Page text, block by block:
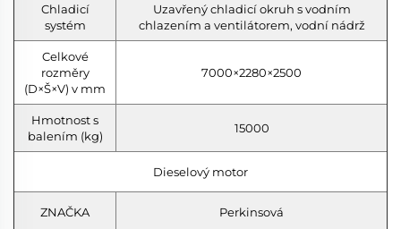
Chladicí
systém
Uzavřený chladicí okruh s vodním
chlazením a ventilátorem, vodní nádrž
Celkové
rozměry
(D×Š×V) v mm
7000×2280×2500
Hmotnost s
balením (kg)
15000
Dieselový motor
ZNAČKA Perkinsová